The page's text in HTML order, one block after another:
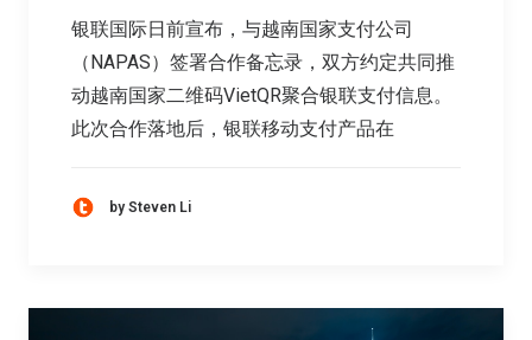
银联国际日前宣布，与越南国家支付公司
（NAPAS）签署合作备忘录，双方约定共同推
动越南国家二维码VietQR聚合银联支付信息。
此次合作落地后，银联移动支付产品在
by Steven Li